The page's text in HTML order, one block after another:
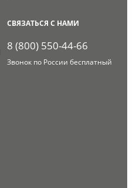
СВЯЗАТЬСЯ С НАМИ
8 (800) 550-44-66
Звонок по России бесплатный